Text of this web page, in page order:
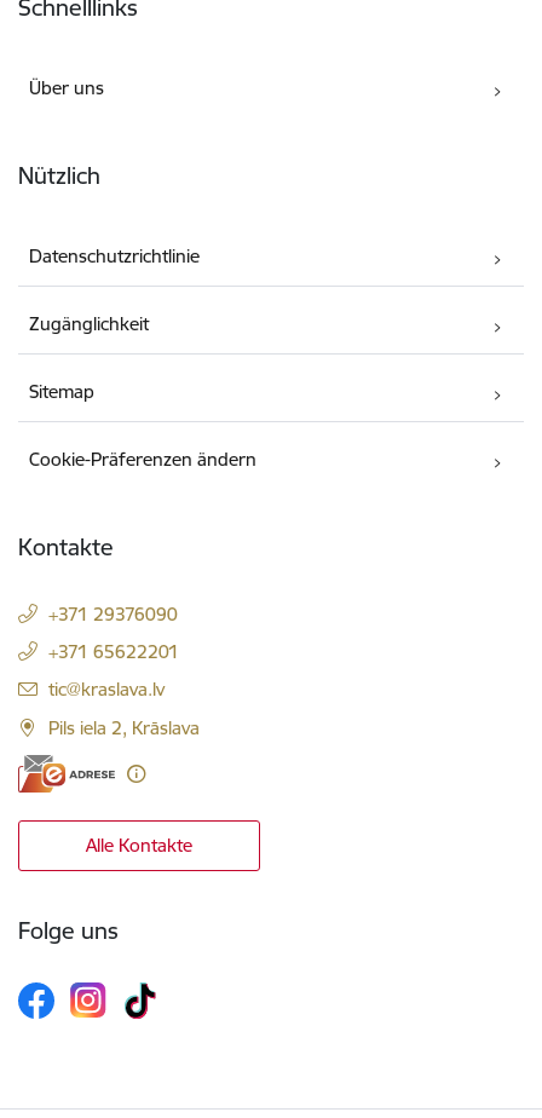
Schnelllinks
Über uns
Nützlich
Datenschutzrichtlinie
Zugänglichkeit
Sitemap
Cookie-Präferenzen ändern
Kontakte
+371 29376090
+371 65622201
E-Mail:
tic@kraslava.lv
Pils iela 2, Krāslava
Alle Kontakte
Folge uns